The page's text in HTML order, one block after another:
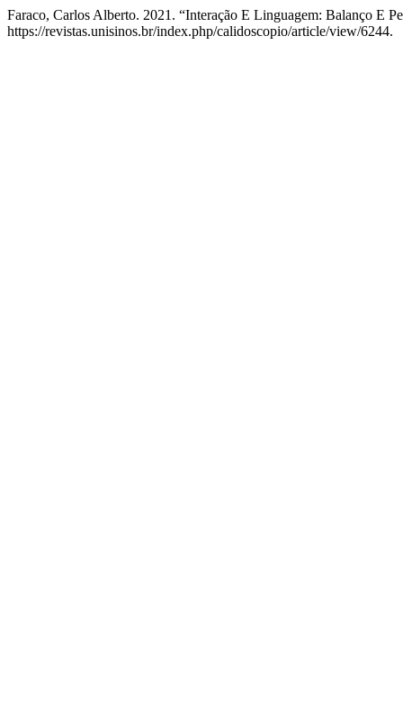
Faraco, Carlos Alberto. 2021. “Interação E Linguagem: Balanço E
https://revistas.unisinos.br/index.php/calidoscopio/article/view/6244.